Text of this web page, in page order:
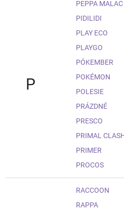
P
PEPPA MALAC
PIDILIDI
PLAY ECO
PLAYGO
PÓKEMBER
POKÉMON
POLESIE
PRÁZDNÉ
PRESCO
PRIMAL
PRIMER
PROCOS
RACCOON
RAPPA